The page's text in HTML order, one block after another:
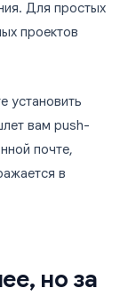
Для простых
проектов
установить
вам push-
почте,
в
но за